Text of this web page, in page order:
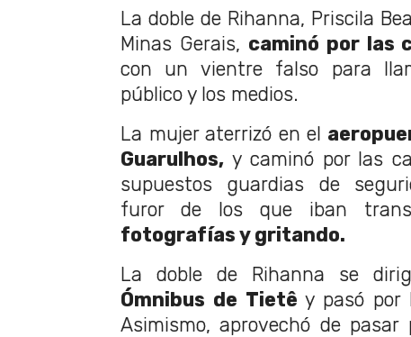
La doble de Rihanna, Priscila
Minas Gerais, caminó por las
con un vientre falso para
público y los medios.
La mujer aterrizó en el
Guarulhos, y caminó por las
supuestos guardias de
furor de los que iban
fotografías y gritando.
La doble de Rihanna se
Ómnibus de Tietê y pasó por
Asimismo, aprovechó de